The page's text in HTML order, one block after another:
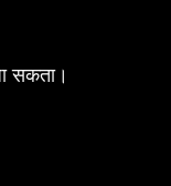
सकता।